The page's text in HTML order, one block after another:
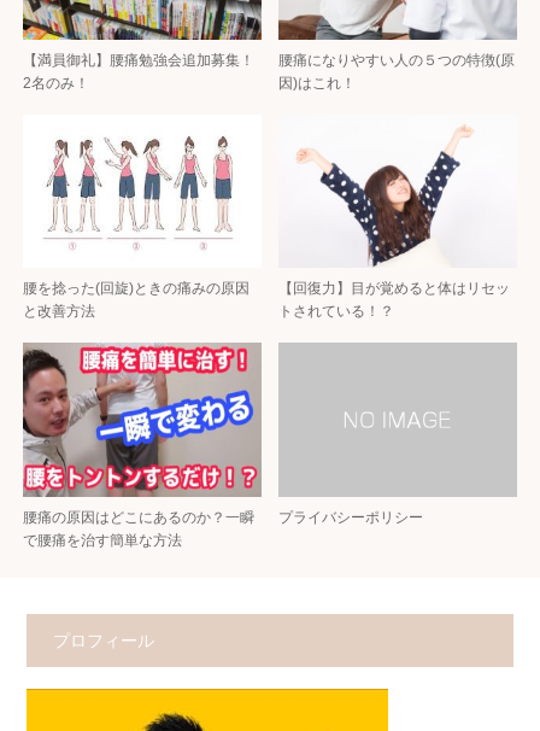
【満員御礼】腰痛勉強会追加募集！
2名のみ！
腰痛になりやすい人の５つの特徴(原
因)はこれ！
腰を捻った(回旋)ときの痛みの原因
と改善方法
【回復力】目が覚めると体はリセッ
トされている！？
腰痛の原因はどこにあるのか？一瞬
で腰痛を治す簡単な方法
プライバシーポリシー
プロフィール